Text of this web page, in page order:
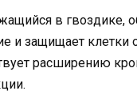
в гвоздике,
и защищает
расширению